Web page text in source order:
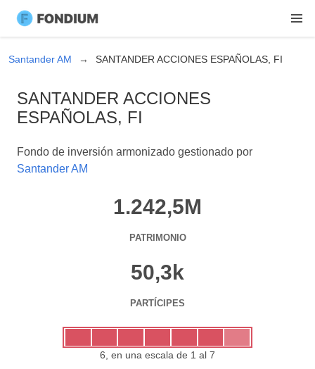
Santander AM SANTANDER ACCIONES ESPAÑOLAS, FI
SANTANDER ACCIONES
ESPAÑOLAS, FI
Fondo de inversión armonizado gestionado por
Santander AM
1.242,5M
PATRIMONIO
50,3k
PARTÍCIPES
6, en una escala de 1 al 7